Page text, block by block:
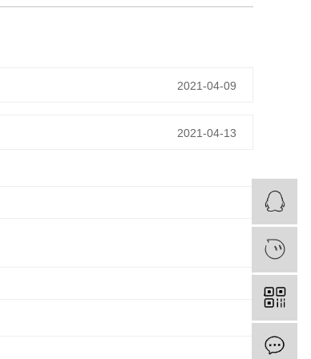
2021-04-09
2021-04-13